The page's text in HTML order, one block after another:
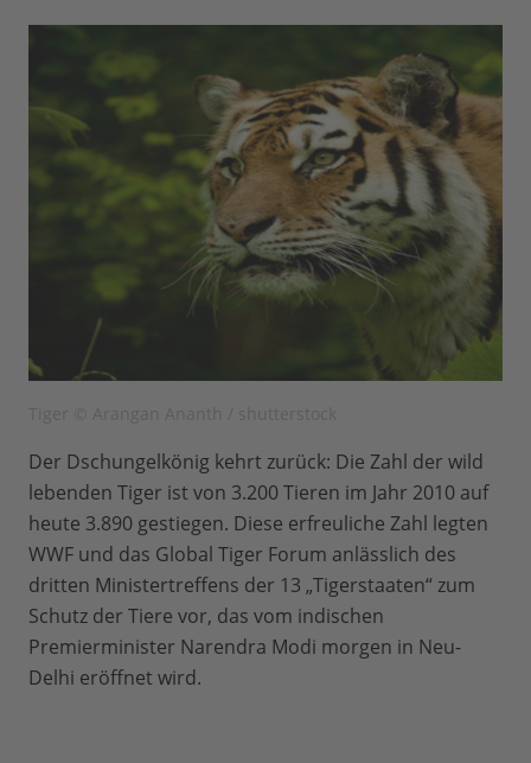
Der Dschungelkönig kehrt zurück: Die Zahl der wild
lebenden Tiger ist von 3.200 Tieren im Jahr 2010 auf
heute 3.890 gestiegen. Diese erfreuliche Zahl legten
WWF und das Global Tiger Forum anlässlich des
dritten Ministertreffens der 13 „Tigerstaaten“ zum
Schutz der Tiere vor, das vom indischen
Premierminister Narendra Modi morgen in Neu-
Delhi eröffnet wird.